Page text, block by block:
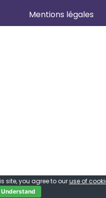
Mentions légales
site, you agree to ouruse of
Understand